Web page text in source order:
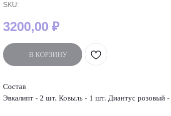
SKU:
3200,00 ₽
В КОРЗИНУ
Состав
Эвкалипт - 2 шт. Ковыль - 1 шт. Диантус розовый